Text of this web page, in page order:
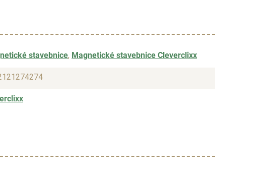
stavebnice, Magnetické stavebnice Cleverclixx